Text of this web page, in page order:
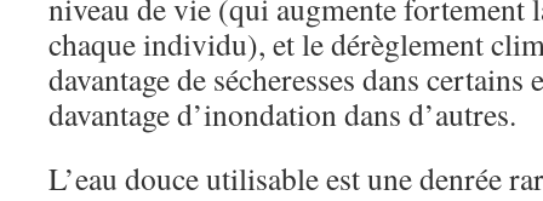
niveau de vie (qui augmente fortement
chaque individu), et le dérèglement
davantage de sécheresses dans
davantage d’inondation dans d’autres.
L’eau douce utilisable est une denrée